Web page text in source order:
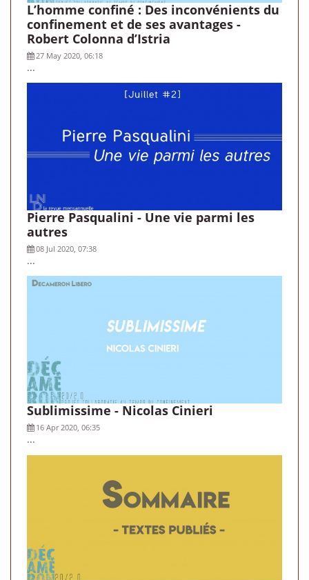
L’homme confiné : Des inconvénients du
confinement et de ses avantages -
Robert Colonna d’Istria
27 May 2020, 06:18
...
Pierre Pasqualini - Une vie parmi les
autres
08 Jul 2020, 07:38
...
Sublimissime - Nicolas Cinieri
16 Apr 2020, 06:35
...